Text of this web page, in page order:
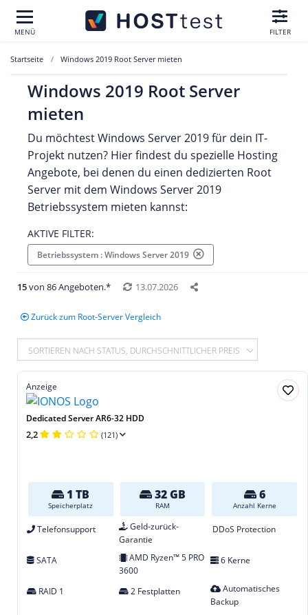
MENÜ FILTER
Startseite Windows 2019 Root Server mieten
Windows 2019 Root Server
mieten
Du möchtest Windows Server 2019 für dein IT-
Projekt nutzen? Hier findest du spezielle Hosting
Angebote, bei denen du einen dedizierten Root
Server mit dem Windows Server 2019
Betriebssystem mieten kannst:
AKTIVE FILTER:
Betriebssystem : Windows Server 2019
15von 86 Angeboten.* 13.07.2026
Zurück zum Root-Server Vergleich
SORTIEREN NACH STATUS, DURCHSCHNITTLICHER PREIS
Anzeige
Dedicated Server AR6-32 HDD
2,2 (121)
1 TB
Speicherplatz
32 GB
RAM
6
Anzahl Kerne
Telefonsupport
Geld-zurück-
Garantie
DDoS Protection
SATA
AMD Ryzen™ 5 PRO
3600
6 Kerne
RAID 1 2 Festplatten
Automatisches
Backup